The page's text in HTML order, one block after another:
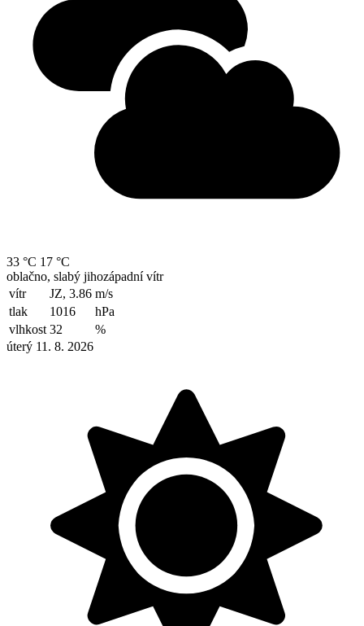
33 °C 17 °C
oblačno, slabý jihozápadní vítr
vítr
JZ, 3.86 m/s
tlak
1016
hPa
vlhkost 32
%
úterý 11. 8. 2026